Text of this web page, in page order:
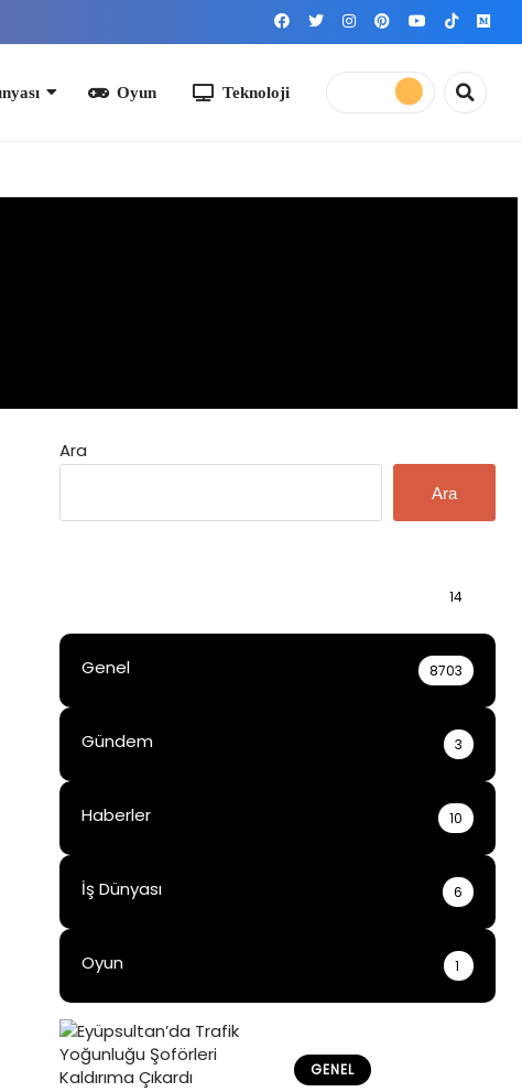
Teknoloji
Ara
Ara
14
Genel 8703
Gündem 3
Haberler 10
İş Dünyası 6
Oyun 1
GENEL